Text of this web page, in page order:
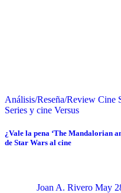
Análisis/Reseña/Review Cine
Series y cine Versus
¿Vale la pena ‘The Mandalorian
de Star Wars al cine
Joan A. Rivero May